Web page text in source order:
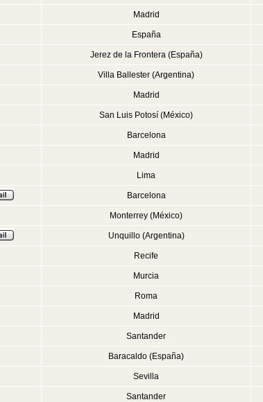
Madrid
España
Jerez de la Frontera (España)
Villa Ballester (Argentina)
Madrid
San Luis Potosí (México)
Barcelona
Madrid
Lima
Barcelona
Monterrey (México)
Unquillo (Argentina)
Recife
Murcia
Roma
Madrid
Santander
Baracaldo (España)
Sevilla
Santander